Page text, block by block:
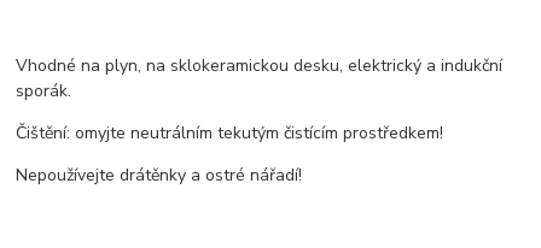
Vhodné na plyn, na sklokeramickou desku, elektrický a indukční
sporák.
Čištění: omyjte neutrálním tekutým čistícím prostředkem!
Nepoužívejte drátěnky a ostré nářadí!